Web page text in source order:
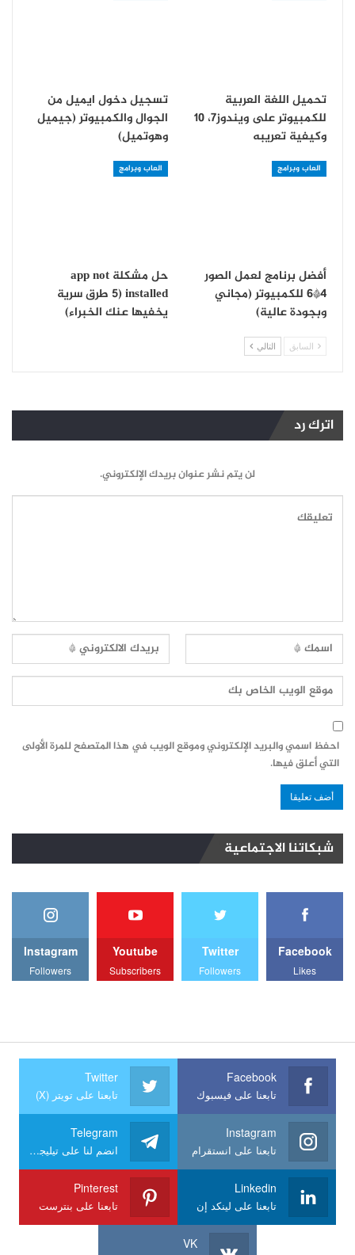
تحميل اللغة العربية
للكمبيوتر على ويندوز7، 10
وكيفية تعريبه
تسجيل دخول ايميل من
الجوال والكمبيوتر (جيميل
وهوتميل)
العاب وبرامج
أفضل برنامج لعمل الصور
4*6 للكمبيوتر (مجاني
وبجودة عالية)
العاب وبرامج
حل مشكلة app not
installed (5 طرق سرية
يخفيها عنك الخبراء)
السابق التالي
اترك رد
لن يتم نشر عنوان بريدك الإلكتروني.
احفظ اسمي والبريد الإلكتروني وموقع الويب في هذا المتصفح للمرة الأولى
التي أعلق فيها.
شبكاتنا الاجتماعية
Facebook
Likes
Twitter
Followers
Youtube
Subscribers
Instagram
Followers
Facebook
تابعنا على فيسبوك
Twitter
تابعنا على تويتر (X)
Instagram
تابعنا على انستقرام
Telegram
انضم لنا على تيليجرام
Linkedin
تابعنا على لينكد إن
Pinterest
تابعنا على بنترست
VK